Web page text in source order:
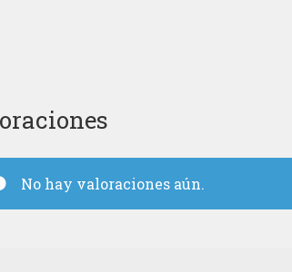
No hay valoraciones aún.